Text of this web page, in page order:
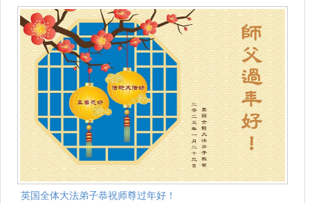
英国全体大法弟子恭祝师尊过年好！